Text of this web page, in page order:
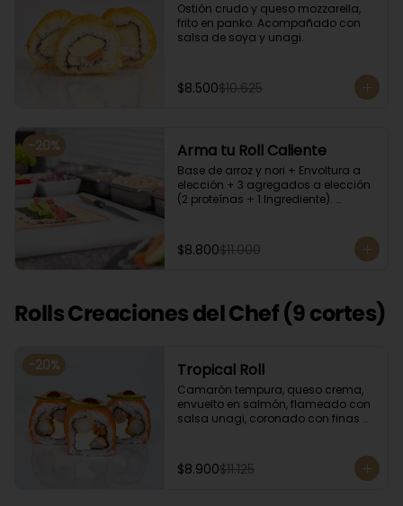
Ostión crudo y queso mozzarella,
frito en panko. Acompañado con
salsa de soya y unagi.
$8.500$10.625
-20% Arma tu Roll Caliente
Base de arroz y nori + Envoltura a
elección + 3 agregados a elección
(2 proteínas + 1 Ingrediente).
$8.800$11.000
Rolls Creaciones del Chef (9 cortes)
-20% Tropical Roll
Camarón tempura, queso crema,
envuelto en salmón, flameado con
salsa unagi, coronado con finas
$8.900$11.125